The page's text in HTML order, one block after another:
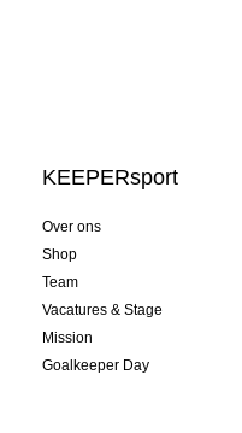
KEEPERsport
Over ons
Shop
Team
Vacatures & Stage
Mission
Goalkeeper Day